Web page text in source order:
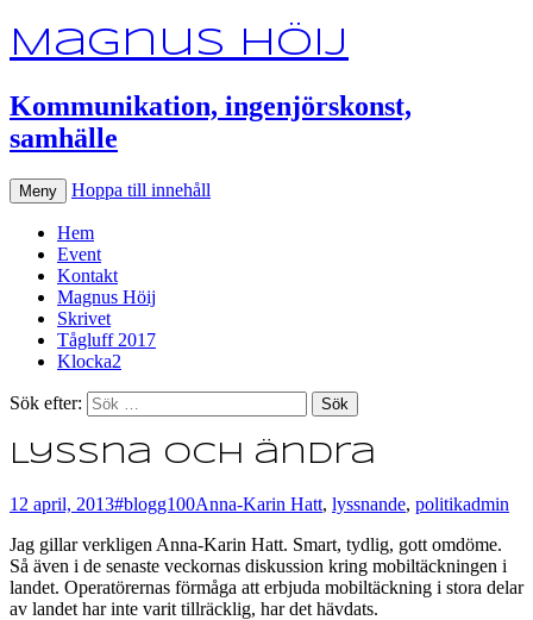
Magnus Höij
Kommunikation, ingenjörskonst,
samhälle
Meny Hoppa till innehåll
Hem
Event
Kontakt
Magnus Höij
Skrivet
Tågluff 2017
Klocka2
Sök efter:
Lyssna och ändra
12 april, 2013#blogg100Anna-Karin Hatt, lyssnande, politikadmin
Jag gillar verkligen Anna-Karin Hatt. Smart, tydlig, gott omdöme.
Så även i de senaste veckornas diskussion kring mobiltäckningen i
landet. Operatörernas förmåga att erbjuda mobiltäckning i stora delar
av landet har inte varit tillräcklig, har det hävdats.